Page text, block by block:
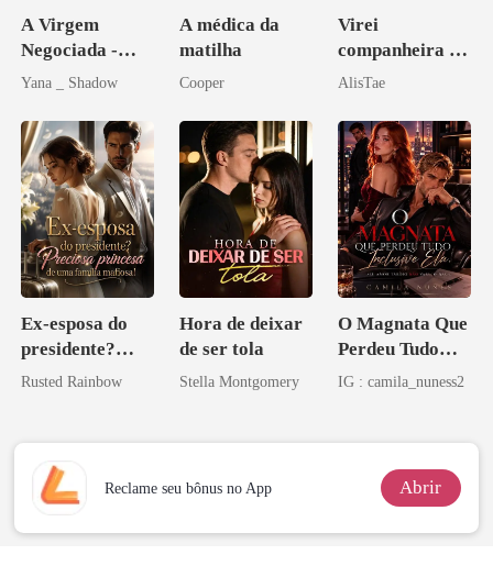
A Virgem
Negociada -
Uma flor para o
Yana _ Shadow
A médica da
matilha
Cooper
Virei
companheira do
irmão de meu
AlisTae
Ex-esposa do
presidente?
Preciosa
mafiosa!
Rusted Rainbow
Hora de deixar
de ser tola
Stella Montgomery
O Magnata Que
Perdeu Tudo
Inclusive Ela
IG : camila_nuness2
Reclame seu bônus no App Abrir